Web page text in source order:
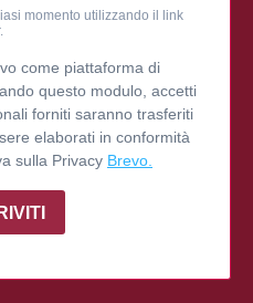
momento utilizzando il link
come piattaforma di
questo modulo, accetti
forniti saranno trasferiti
elaborati in conformità
sulla Privacy Brevo.